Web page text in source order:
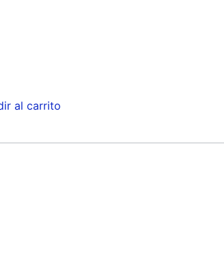
al carrito